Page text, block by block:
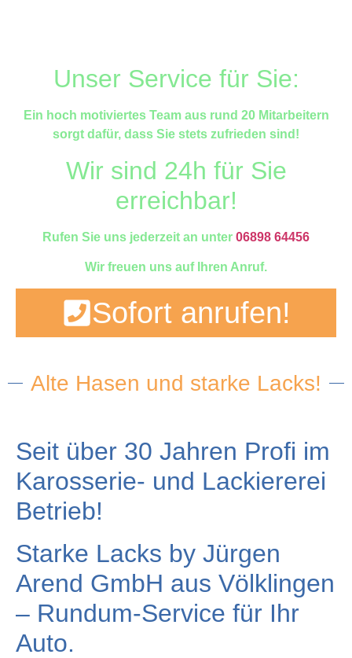
Unser Service für Sie:
Ein hoch motiviertes Team aus rund 20 Mitarbeitern
sorgt dafür, dass Sie stets zufrieden sind!
Wir sind 24h für Sie
erreichbar!
Rufen Sie uns jederzeit an unter 06898 64456
Wir freuen uns auf Ihren Anruf.
Sofort anrufen!
Alte Hasen und starke Lacks!
Seit über 30 Jahren Profi im
Karosserie- und Lackiererei
Betrieb!
Starke Lacks by Jürgen
Arend GmbH aus Völklingen
– Rundum-Service für Ihr
Auto.